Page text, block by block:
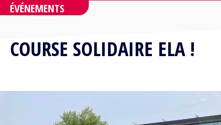
ÉVÉNEMENTS
COURSE SOLIDAIRE ELA !